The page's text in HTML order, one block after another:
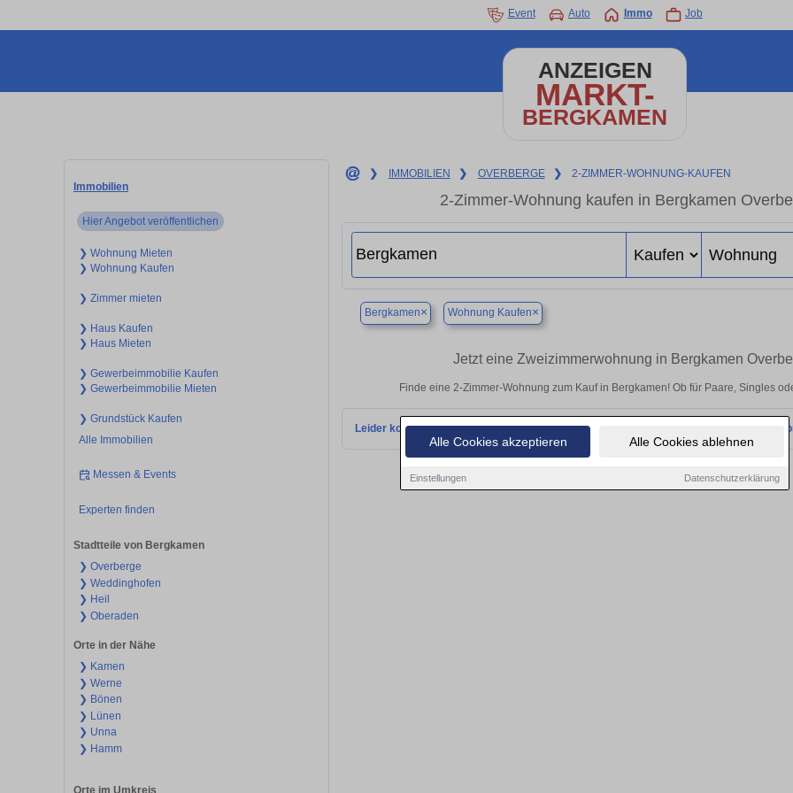
Alle Cookies akzeptieren Alle Cookies ablehnen
Einstellungen Datenschutzerklärung
Event Auto Immo Job
ANZEIGEN
MARKT-
BERGKAMEN
Immobilien
Hier Angebot veröffentlichen
❯ Wohnung Mieten
❯ Wohnung Kaufen
❯ Zimmer mieten
❯ Haus Kaufen
❯ Haus Mieten
❯ Gewerbeimmobilie Kaufen
❯ Gewerbeimmobilie Mieten
❯ Grundstück Kaufen
Alle Immobilien
Messen & Events
Experten finden
Stadtteile von Bergkamen
❯ Overberge
❯ Weddinghofen
❯ Heil
❯ Oberaden
Orte in der Nähe
❯ Kamen
❯ Werne
❯ Bönen
❯ Lünen
❯ Unna
❯ Hamm
Orte im Umkreis
❯ IMMOBILIEN ❯ OVERBERGE ❯ 2-ZIMMER-WOHNUNG-KAUFEN
2-Zimmer-Wohnung kaufen in Bergkamen
Bergkamen× Wohnung Kaufen×
Jetzt eine Zweizimmerwohnung in Bergkamen
Finde eine 2-Zimmer-Wohnung zum Kauf in Bergkamen! Ob für Paare, Singles
Leider konnten wir derzeit keine passenden Objekte finden. Schauen Sie bald wieder